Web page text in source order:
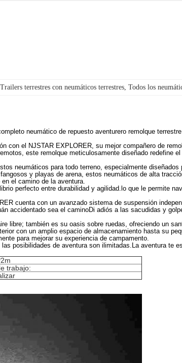
, Trailers terrestres con neumáticos terrestres , Todos los
neumático de repuesto aventurero remolque terrestre
con el NJSTAR EXPLORER, su mejor compañero de
este remolque meticulosamente diseñado redefine
neumáticos para todo terreno, especialmente
y playas de arena, estos neumáticos de alta
el camino de la aventura.
perfecto entre durabilidad y agilidad.lo que le permite
cuenta con un avanzado sistema de suspensión
accidentado sea el caminoDi adiós a las sacudidas y
libre; también es su oasis sobre ruedas, ofreciendo un
con un amplio espacio de almacenamiento hasta su
para mejorar su experiencia de campamento.
posibilidades de aventura son ilimitadas.La aventura te
trabajo: